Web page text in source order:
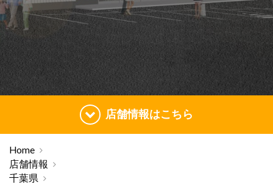
店舗情報はこちら
Home
店舗情報
千葉県